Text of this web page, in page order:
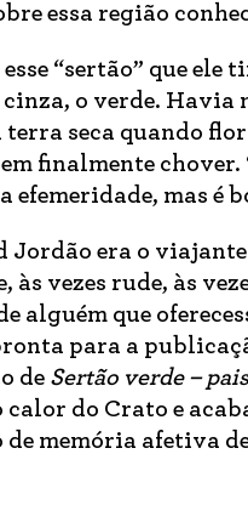
essa região
esse “sertão” que
cinza, o verde. Havia
terra seca quando
finalmente chover.
efemeridade, mas é
Jordão era o
às vezes rude, às
alguém que
para a
de Sertão verde –
do Crato e
memória afetiva